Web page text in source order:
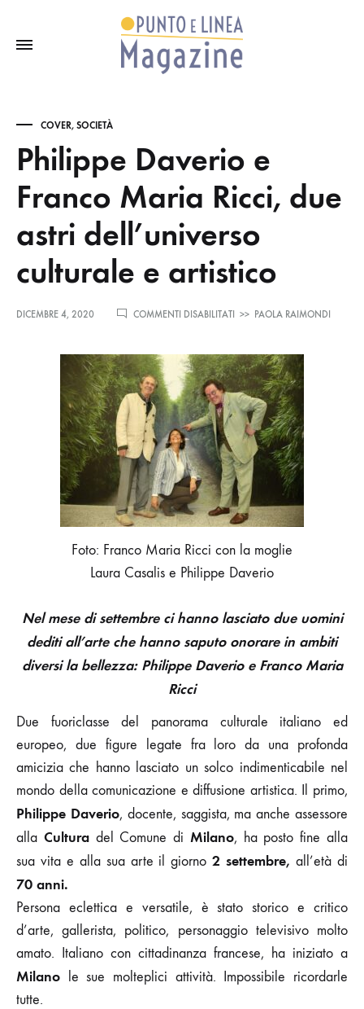
COVER, SOCIETÀ
Philippe Daverio e
Franco Maria Ricci, due
astri dell’universo
culturale e artistico
DICEMBRE 4, 2020 COMMENTI DISABILITATI
SU
E
FRANCO
MARIA
RICCI,
DUE
ASTRI
DELL’UNIVERSO
CULTURALE
E
ARTISTICO
>> PAOLA RAIMONDI
Foto: Franco Maria Ricci con la moglie
Laura Casalis e Philippe Daverio
Nel mese di settembre ci hanno lasciato due uomini
dediti all’arte che hanno saputo onorare in ambiti
diversi la bellezza: Philippe Daverio e Franco Maria
Ricci
Due fuoriclasse del panorama culturale italiano ed
europeo, due figure legate fra loro da una profonda
amicizia che hanno lasciato un solco indimenticabile nel
mondo della comunicazione e diffusione artistica. Il primo,
Philippe Daverio, docente, saggista, ma anche assessore
alla Cultura del Comune di Milano, ha posto fine alla
sua vita e alla sua arte il giorno2 settembre,all’età di
70 anni.
Persona eclettica e versatile, è stato storico e critico
d’arte, gallerista, politico, personaggio televisivo molto
amato. Italiano con cittadinanza francese, ha iniziato a
Milano le sue molteplici attività. Impossibile ricordarle
tutte.